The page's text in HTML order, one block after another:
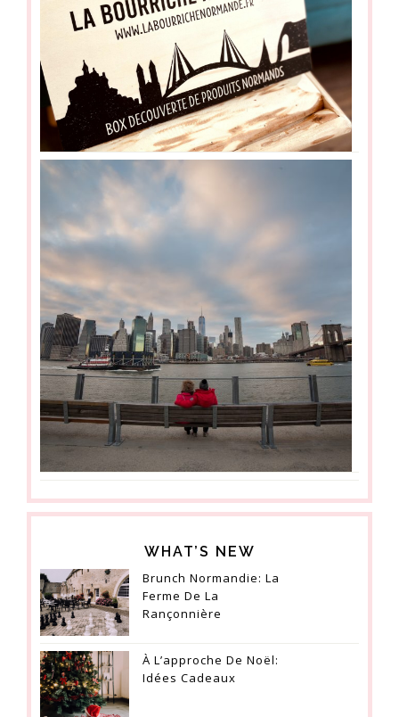
WHAT’S NEW
Brunch Normandie: La
Ferme De La
Rançonnière
À L’approche De Noël:
Idées Cadeaux